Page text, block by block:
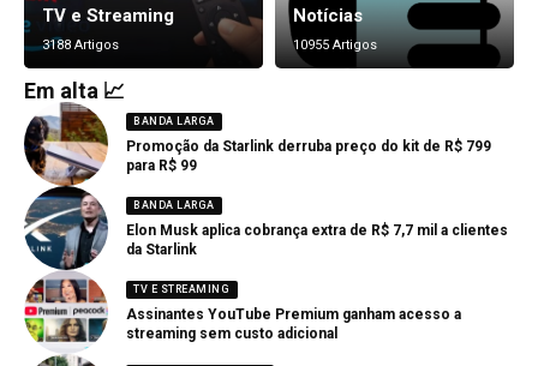
TV e Streaming
3188 Artigos
Notícias
10955 Artigos
Em alta 📈
BANDA LARGA
Promoção da Starlink derruba preço do kit de R$ 799
para R$ 99
BANDA LARGA
Elon Musk aplica cobrança extra de R$ 7,7 mil a clientes
da Starlink
TV E STREAMING
Assinantes YouTube Premium ganham acesso a
streaming sem custo adicional